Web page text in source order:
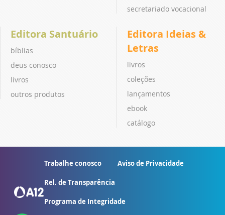
secretariado vocacional
Editora Santuário
bíblias
deus conosco
livros
outros produtos
Editora Ideias &
Letras
livros
coleções
lançamentos
ebook
catálogo
Trabalhe conosco Aviso de Privacidade
Rel. de Transparência
Programa de Integridade